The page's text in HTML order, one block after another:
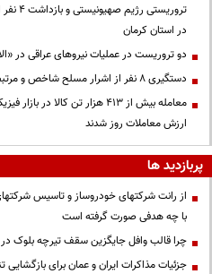
در استان کرمان
دو تروریست در عملیات نیروهای عراقی در
دستگیری ۸ نفر از اشرار مسلح شاخص و مرتبطین گروهک‌های تروریستی
معامله بیش از ۴۱۳ هزار تن
ارزش معاملات روز شدند
پربازدید ها
از رانت‌ شرکتهای خودروساز و تاسیس
با چه هدفی صورت گرفته است
چرا قالب وافل جایگزین سقف تیرچه بلوک
جزئیات مذاکرات ایران و عمان برای بازگشایی